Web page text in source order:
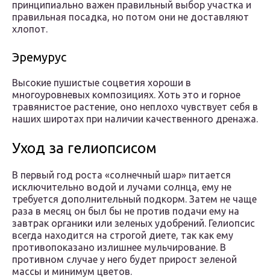
принципиально важен правильный выбор участка и
правильная посадка, но потом они не доставляют
хлопот.
Эремурус
Высокие пушистые соцветия хороши в
многоуровневых композициях. Хоть это и горное
травянистое растение, оно неплохо чувствует себя в
наших широтах при наличии качественного дренажа.
Уход за гелиопсисом
В первый год роста «солнечный шар» питается
исключительно водой и лучами солнца, ему не
требуется дополнительный подкорм. Затем не чаще
раза в месяц он был бы не против подачи ему на
завтрак органики или зеленых удобрений. Гелиопсис
всегда находится на строгой диете, так как ему
противопоказано излишнее мульчирование. В
противном случае у него будет прирост зеленой
массы и минимум цветов.